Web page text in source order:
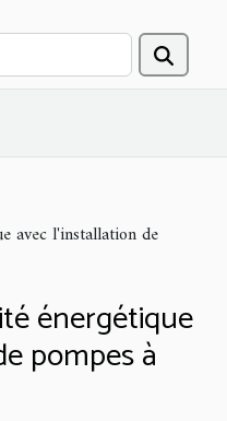
avec l'installation de
énergétique
pompes à